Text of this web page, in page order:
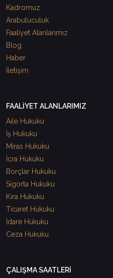
Kadromuz
Arabuluculuk
Faaliyet Alanlarımız
Blog
Haber
İletişim
FAALİYET ALANLARIMIZ
Aile Hukuku
İş Hukuku
Miras Hukuku
İcra Hukuku
Borçlar Hukuku
Sigorta Hukuku
Kira Hukuku
Ticaret Hukuku
İdare Hukuku
Ceza Hukuku
ÇALIŞMA SAATLERİ